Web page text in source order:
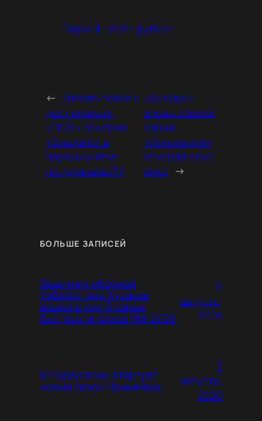
Пари НН РПЛ футбол
← Девять голов и
два пенальти:
«ПСЖ» обыграл
«Баварию» в
первом матче
полуфинала ЛЧ
«Ак Барс»
вновь повел в
серии,
«Локомотив»
отыграл одно
очко →
БОЛЬШЕ ЗАПИСЕЙ
Защитник сборной
Узбекистана Хусанов
вошел в топ-6 самых
быстрых игроков ЧМ-2026
8
августа,
2026
В Португалии стартует
новый сезон Примейры
7
августа,
2026